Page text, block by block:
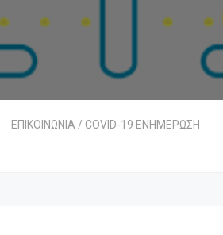
ΕΠΙΚΟΙΝΩΝΙΑ / COVID-19 ΕΝΗΜΕΡΩΣΗ